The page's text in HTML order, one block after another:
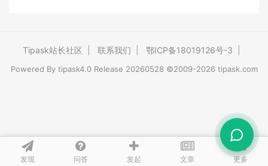
发现 问答 发起 文章 更多
Tipask站长社区 联系我们 鄂ICP备18019126号-3
Powered By tipask4.0Release 20260528 ©2009-2026 tipask.com